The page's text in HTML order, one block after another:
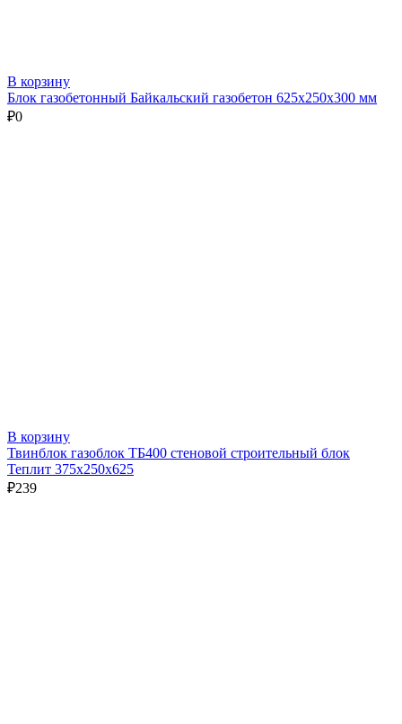
В корзину
Блок газобетонный Байкальский газобетон 625х250х300 мм
₽0
В корзину
Твинблок газоблок ТБ400 стеновой строительный блок
Теплит 375х250х625
₽239